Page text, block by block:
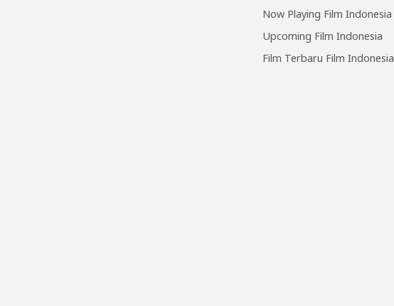
Now Playing Film Indonesia
Upcoming Film Indonesia
Film Terbaru Film Indonesia